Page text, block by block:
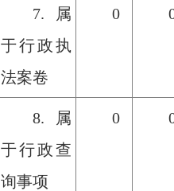
7.属
于行政执
法案卷
0
8.属
于行政查
询事项
0